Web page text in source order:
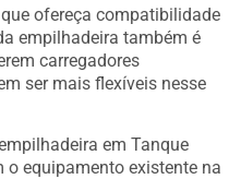
ofereça compatibilidade
empilhadeira também é
carregadores
ser mais flexíveis nesse
em Tanque
o equipamento existente na